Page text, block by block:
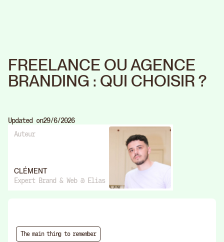
FREELANCE OU AGENCE
BRANDING : QUI CHOISIR ?
Updated on29/6/2026
Auteur
CLÉMENT
Expert Brand & Web @ Elias
The main thing to remember